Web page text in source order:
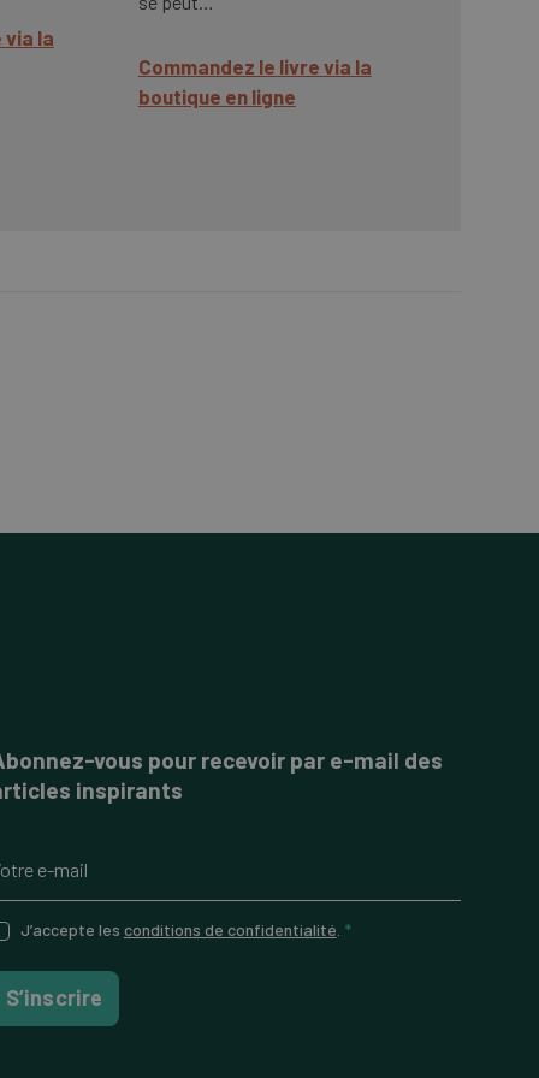
via la
Commandez le livre via la
boutique en ligne
vous pour recevoir par e-mail des
inspirants
J’accepte les conditions de confidentialité *
S’inscrire